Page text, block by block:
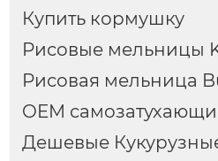
Купить кормушку
Рисовые мельницы
Рисовая мельница
OEM
Дешевые